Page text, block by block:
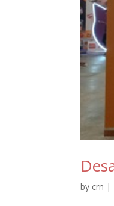
by crn |